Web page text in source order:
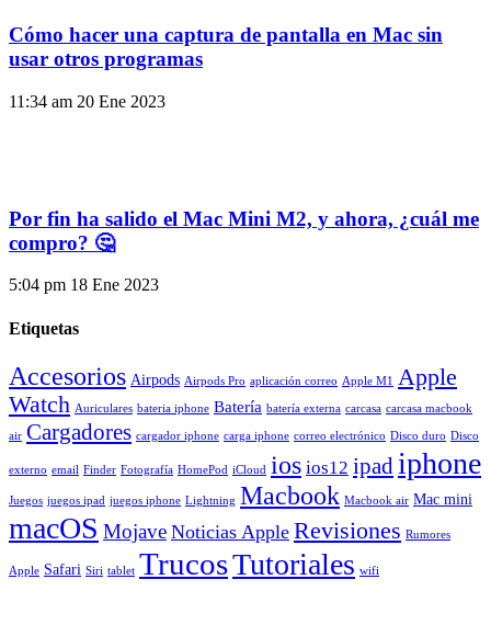
Cómo hacer una captura de pantalla en Mac sin
usar otros programas
11:34 am 20 Ene 2023
Por fin ha salido el Mac Mini M2, y ahora, ¿cuál me
compro? 🤔
5:04 pm 18 Ene 2023
Etiquetas
Accesorios Airpods Airpods Pro aplicación correo Apple M1
Apple
Watch Auriculares bateria iphone Batería batería externa carcasa carcasa macbook
air Cargadores cargador iphone carga iphone correo electrónico Disco duro Disco
externo email Finder Fotografía HomePod iCloud ios ios12 ipad iphone
Juegos juegos ipad juegos iphone Lightning Macbook Macbook air Mac mini
macOS Mojave Noticias Apple Revisiones Rumores
Apple Safari Siri tablet TrucosTutoriales wifi